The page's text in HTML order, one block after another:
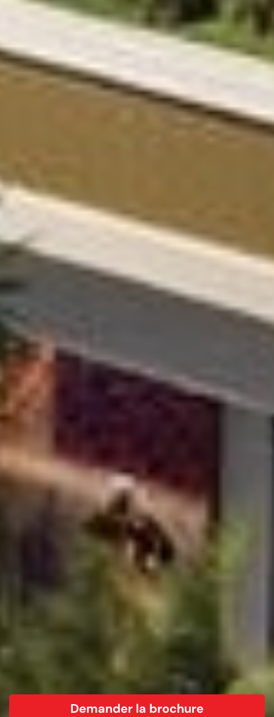
Demander la brochure